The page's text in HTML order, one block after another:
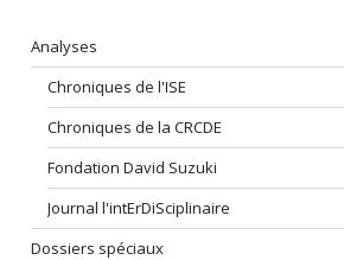
Analyses
Chroniques de l'ISE
Chroniques de la CRCDE
Fondation David Suzuki
Journal l'intErDiSciplinaire
Dossiers spéciaux